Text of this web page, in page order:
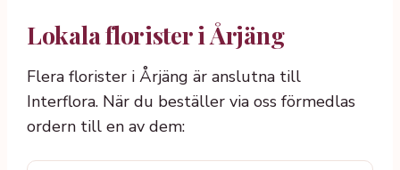
Lokala florister i Årjäng
Flera florister i Årjäng är anslutna till
Interflora. När du beställer via oss förmedlas
ordern till en av dem: